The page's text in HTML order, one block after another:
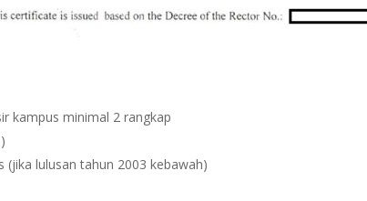
kampus minimal 2 rangkap
lulusan tahun 2003 kebawah)